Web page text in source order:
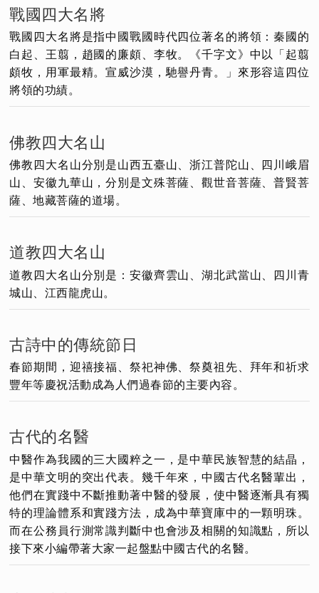
戰國四大名將
戰國四大名將是指中國戰國時代四位著名的將領：秦國的
白起、王翦，趙國的廉頗、李牧。《千字文》中以「起翦
頗牧，用軍最精。宣威沙漠，馳譽丹青。」來形容這四位
將領的功績。
佛教四大名山
佛教四大名山分別是山西五臺山、浙江普陀山、四川峨眉
山、安徽九華山，分別是文殊菩薩、觀世音菩薩、普賢菩
薩、地藏菩薩的道場。
道教四大名山
道教四大名山分別是：安徽齊雲山、湖北武當山、四川青
城山、江西龍虎山。
古詩中的傳統節日
春節期間，迎禧接福、祭祀神佛、祭奠祖先、拜年和祈求
豐年等慶祝活動成為人們過春節的主要內容。
古代的名醫
中醫作為我國的三大國粹之一，是中華民族智慧的結晶，
是中華文明的突出代表。幾千年來，中國古代名醫輩出，
他們在實踐中不斷推動著中醫的發展，使中醫逐漸具有獨
特的理論體系和實踐方法，成為中華寶庫中的一顆明珠。
而在公務員行測常識判斷中也會涉及相關的知識點，所以
接下來小編帶著大家一起盤點中國古代的名醫。